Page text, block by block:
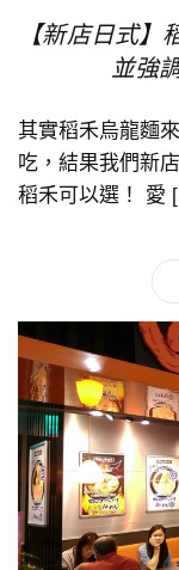
【新店日式
並強
其實稻禾烏龍麵
吃，結果我們新
稻禾可以選！ 愛